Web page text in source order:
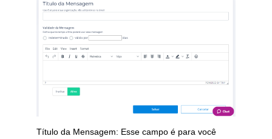
Título da Mensagem: Esse campo é para você